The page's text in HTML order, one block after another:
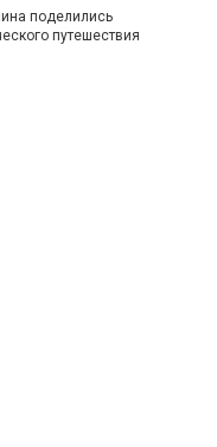
поделились
путешествия